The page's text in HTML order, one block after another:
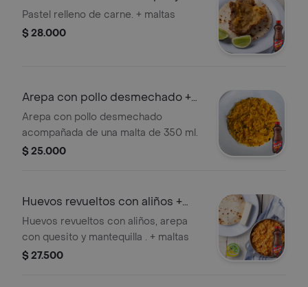
malta 350 ml
Pastel relleno de carne. + maltas
$ 28.000
Arepa con pollo desmechado +
malta 350
Arepa con pollo desmechado
acompañada de una malta de 350 ml.
$ 25.000
Huevos revueltos con aliños +
malta 350
Huevos revueltos con aliños, arepa
con quesito y mantequilla . + maltas
$ 27.500